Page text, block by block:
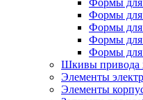
Формы для
Формы для
Формы для
Формы для
Формы для
Шкивы привода
Элементы
Элементы